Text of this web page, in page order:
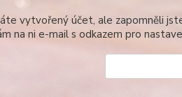
vytvořený účet, ale zapomněli
na ni e-mail s odkazem pro